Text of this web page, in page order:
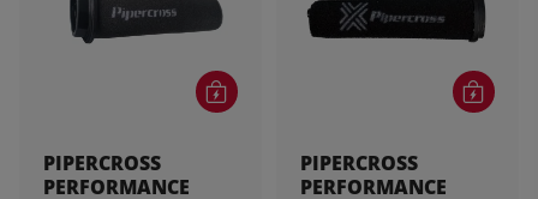
PIPERCROSS
PERFORMANCE
PIPERCROSS
PERFORMANCE